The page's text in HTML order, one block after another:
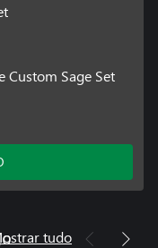
Custom Sage Set
tudo